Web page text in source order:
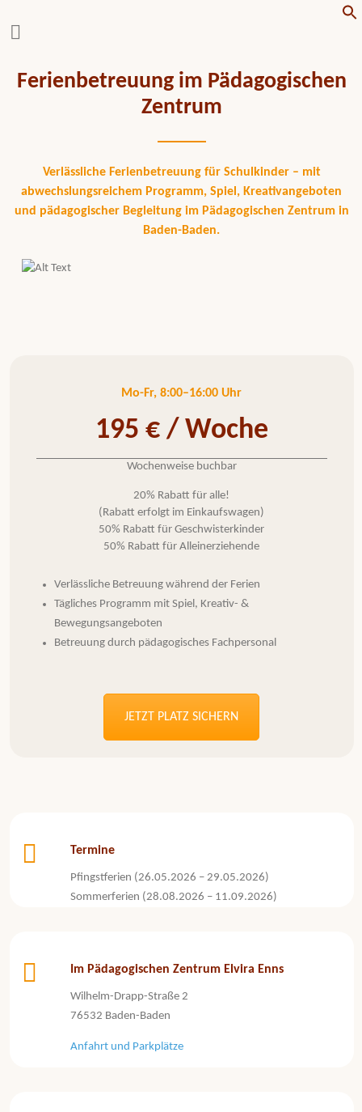
Ferienbetreuung im Pädagogischen
Zentrum
Verlässliche Ferienbetreuung für Schulkinder – mit
abwechslungsreichem Programm, Spiel, Kreativangeboten
und pädagogischer Begleitung im Pädagogischen Zentrum in
Baden-Baden.
Mo-Fr, 8:00–16:00 Uhr
195 € / Woche
Wochenweise buchbar
20% Rabatt für alle!
(Rabatt erfolgt im Einkaufswagen)
50% Rabatt für Geschwisterkinder
50% Rabatt für Alleinerziehende
Verlässliche Betreuung während der Ferien
Tägliches Programm mit Spiel, Kreativ- &
Bewegungsangeboten
Betreuung durch pädagogisches Fachpersonal
JETZT PLATZ SICHERN
Termine
Pfingstferien (26.05.2026 – 29.05.2026)
Sommerferien (28.08.2026 – 11.09.2026)
Im Pädagogischen Zentrum Elvira Enns
Wilhelm-Drapp-Straße 2
76532 Baden-Baden
Anfahrt und Parkplätze